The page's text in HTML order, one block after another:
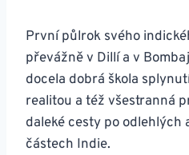
První půlrok svého
převážně v Dillí a v
docela dobrá škola
realitou a též všestranná
daleké cesty po odlehlých
částech Indie.